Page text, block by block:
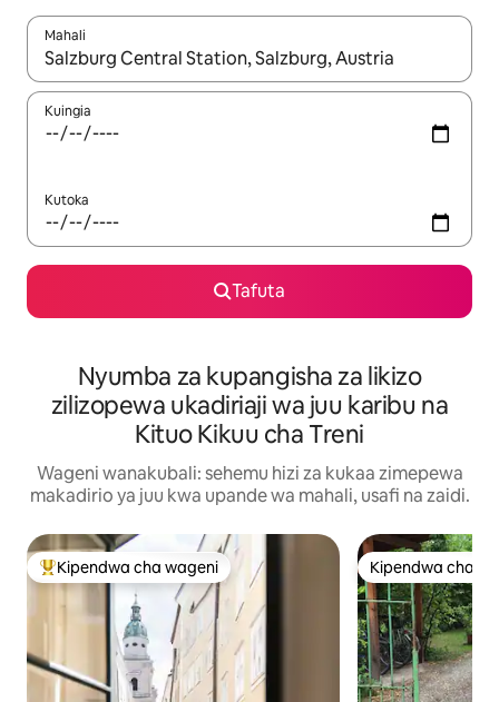
Mahali
Wakati matokeo yanapatikana, vinjari kwa kutumia vitufe vya
Kuingia
Kutoka
Tafuta
Nyumba za kupangisha za likizo
zilizopewa ukadiriaji wa juu karibu na
Kituo Kikuu cha Treni
Wageni wanakubali: sehemu hizi za kukaa zimepewa
makadirio ya juu kwa upande wa mahali, usafi na zaidi.
Kipendwa maarufu cha wageni
Kipendwa cha wageni Kipendwa cha
Kipendwa cha